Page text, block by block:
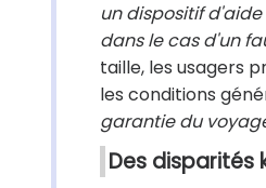
un dispositif
dans le cas d'un
taille, les usagers
les conditions
garantie du
Des disparités